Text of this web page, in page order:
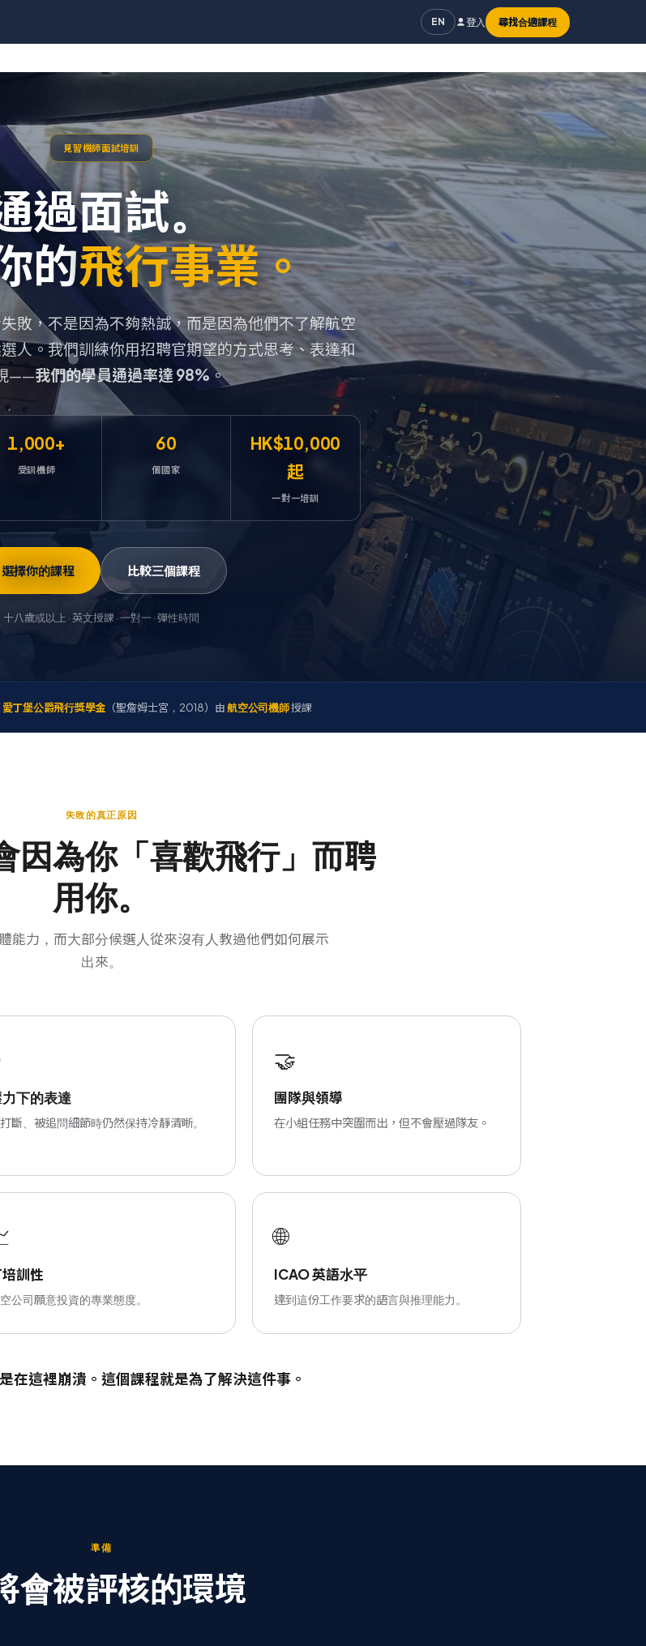
EN 登入 尋找合適課程
見習機師面試培訓
過面試。
的飛行事業。
敗，不是因為不夠熱誠，而是因為他們不了解航空
人。我們訓練你用招聘官期望的方式思考、表達和
——我們的學員通過率達 98% 。
1,000+
受訓機師
60
個國家
HK$10,000
起
一對一培訓
選擇你的課程 比較三個課程
十八歲或以上 · 英文授課 · 一對一 · 彈性時間
愛丁堡公爵飛行獎學金 （聖詹姆士宮，2018） 由航空公司機師授課
失敗的真正原因
因為你「喜歡飛行」而聘
用你。
能力，而大部分候選人從來沒有人教過他們如何展示
出來。
下的表達
斷、被追問細節時仍然保持冷靜清晰。
🤝
團隊與領導
在小組任務中突圍而出，但不會壓過隊友。
訓性
公司願意投資的專業態度。
🌐
ICAO 英語水平
達到這份工作要求的語言與推理能力。
在這裡崩潰。這個課程就是為了解決這件事。
準備
會被評核的環境